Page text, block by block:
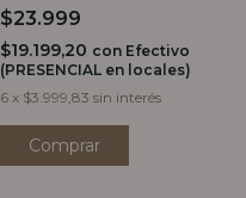
$23.999
$19.199,20 con Efectivo
(PRESENCIAL en locales)
6 x $3.999,83 sin interés